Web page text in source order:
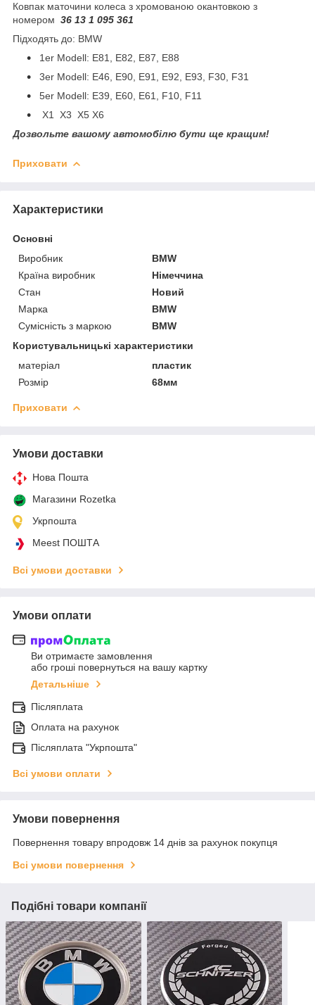
Ковпак маточини колеса з хромованою окантовкою з
номером 36 13 1 095 361
Підходять до: BMW
1er Modell: E81, E82, E87, E88
3er Modell: E46, E90, E91, E92, E93, F30, F31
5er Modell: E39, E60, E61, F10, F11
X1 X3 X5 X6
Дозвольте вашому автомобілю бути ще кращим!
Приховати
Характеристики
Основні
Виробник
BMW
Країна виробник
Німеччина
Стан
Новий
Марка
BMW
Сумісність з маркою
BMW
Користувальницькі характеристики
матеріал
пластик
Розмір
68мм
Приховати
Умови доставки
Нова Пошта
Магазини Rozetka
Укрпошта
Meest ПОШТА
Всі умови доставки
Умови оплати
Ви отримаєте замовлення
або гроші повернуться на вашу картку
Детальніше
Післяплата
Оплата на рахунок
Післяплата "Укрпошта"
Всі умови оплати
Умови повернення
Повернення товару впродовж 14 днів за рахунок покупця
Всі умови повернення
Подібні товари компанії